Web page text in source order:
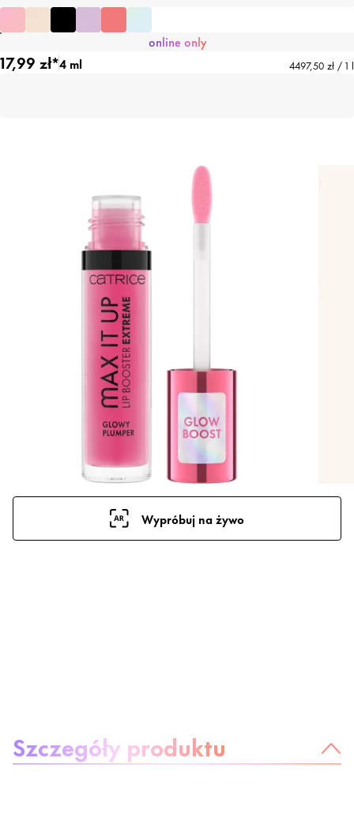
online only
17,99 zł*4 ml 4497,50 zł / 1 l
Wypróbuj na żywo
Szczegóły produktu